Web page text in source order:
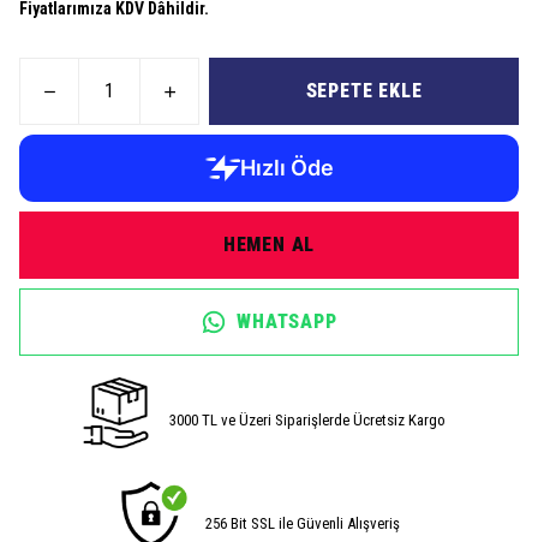
Fiyatlarımıza KDV Dâhildir.
SEPETE EKLE
HEMEN AL
WHATSAPP
3000 TL ve Üzeri Siparişlerde Ücretsiz Kargo
256 Bit SSL ile Güvenli Alışveriş